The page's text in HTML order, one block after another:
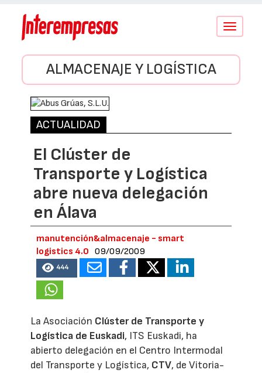
Conmutar
ALMACENAJE Y LOGÍSTICA
ACTUALIDAD
El Clúster de
Transporte y Logística
abre nueva delegación
en Álava
manutención&almacenaje - smart
logistics 4.0
09/09/2009
444
La Asociación Clúster de Transporte y
Logística de Euskadi, ITS Euskadi, ha
abierto delegación en el Centro Intermodal
del Transporte y Logística, CTV, de Vitoria-